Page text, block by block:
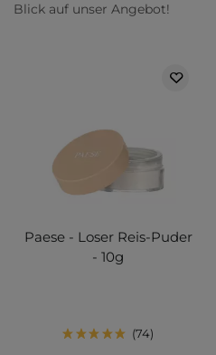
Blick auf unser Angebot!
Paese - Loser Reis-Puder
- 10g
74